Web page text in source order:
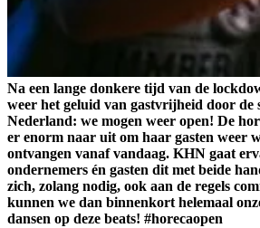
Na een lange donkere tijd van de
weer het geluid van gastvrijheid door de
Nederland: we mogen weer open! De
er enorm naar uit om haar gasten weer
ontvangen vanaf vandaag. KHN gaat
ondernemers én gasten dit met beide
zich, zolang nodig, ook aan de regels
kunnen we dan binnenkort helemaal
dansen op deze beats! #horecaopen